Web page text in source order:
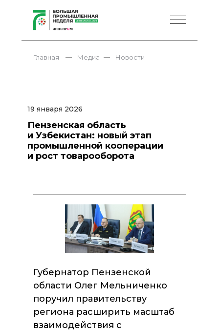
Главная Новости
— Медиа —
Пензенская область
и Узбекистан: новый этап
промышленной кооперации
и рост товарооборота
19 января 2026
Губернатор Пензенской
области Олег Мельниченко
поручил правительству
региона расширить масштаб
взаимодействия с